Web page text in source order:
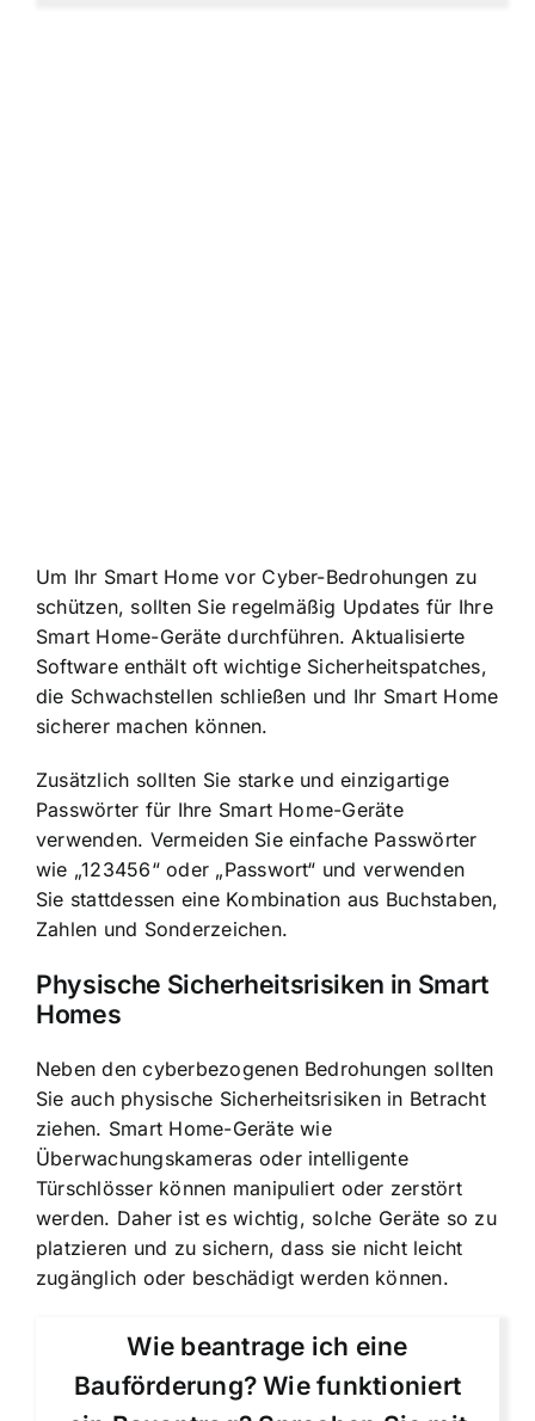
Um Ihr Smart Home vor Cyber-Bedrohungen zu
schützen, sollten Sie regelmäßig Updates für Ihre
Smart Home-Geräte durchführen. Aktualisierte
Software enthält oft wichtige Sicherheitspatches,
die Schwachstellen schließen und Ihr Smart Home
sicherer machen können.
Zusätzlich sollten Sie starke und einzigartige
Passwörter für Ihre Smart Home-Geräte
verwenden. Vermeiden Sie einfache Passwörter
wie „123456“ oder „Passwort“ und verwenden
Sie stattdessen eine Kombination aus Buchstaben,
Zahlen und Sonderzeichen.
Physische Sicherheitsrisiken in Smart
Homes
Neben den cyberbezogenen Bedrohungen sollten
Sie auch physische Sicherheitsrisiken in Betracht
ziehen. Smart Home-Geräte wie
Überwachungskameras oder intelligente
Türschlösser können manipuliert oder zerstört
werden. Daher ist es wichtig, solche Geräte so zu
platzieren und zu sichern, dass sie nicht leicht
zugänglich oder beschädigt werden können.
Wie beantrage ich eine
Bauförderung? Wie funktioniert